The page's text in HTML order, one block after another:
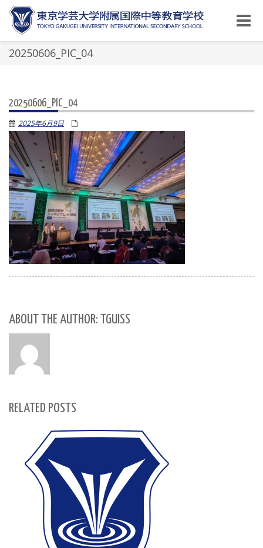
Toggle
20250606_PIC_04
20250606_PIC_04
2025年6月9日
ABOUT THE AUTHOR: TGUISS
RELATED POSTS